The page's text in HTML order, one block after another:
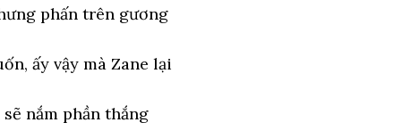
phấn trên gương
ấy vậy mà Zane lại
nắm phần thắng